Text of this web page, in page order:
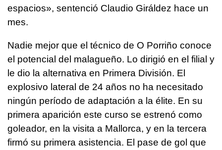
espacios», sentenció Claudio Giráldez hace un
mes.
Nadie mejor que el técnico de O Porriño conoce
el potencial del malagueño. Lo dirigió en el filial y
le dio la alternativa en Primera División. El
explosivo lateral de 24 años no ha necesitado
ningún período de adaptación a la élite. En su
primera aparición este curso se estrenó como
goleador, en la visita a Mallorca, y en la tercera
firmó su primera asistencia. El pase de gol que